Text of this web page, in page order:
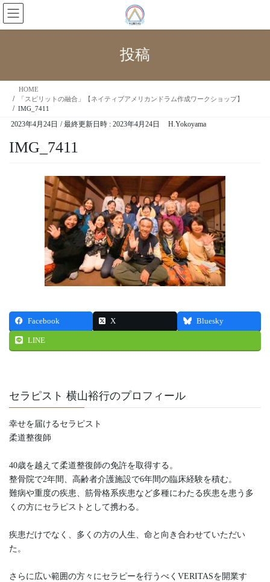
投稿
HOME
「スピリットの融合」【ネイティブアメリカンドラム作成ワークショップ】
IMG_7411
2023年4月24日 / 最終更新日時 : 2023年4月24日 H.Yokoyama
IMG_7411
Facebook X Bluesky
LINE
セラピスト 横山裕行のプロフィール
幸せを届けるセラピスト
柔道整復師
40歳を越えて柔道整復師の免許を取得する。
整骨院で2年間、高齢者介護施設で6年間の臨床経験を積む。
難病や重度の疾患、筋骨格系疾患など多種にわたる疾患を患う多
くの方にセラピストとして携わる。
疾患だけでなく、多くの方の人生、命と向き合わせていただい
た。
さらに広い範囲の方々にセラピーを行うべくVERITASを開業す